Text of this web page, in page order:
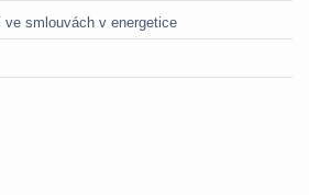
smlouvách v energetice